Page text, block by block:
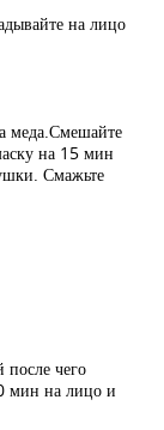
на лицо
меда.Смешайте
на 15 мин
Смажьте
чего
мин на лицо и